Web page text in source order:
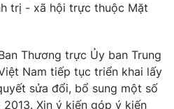
trị - xã hội trực thuộc Mặt
Thương trực Ủy ban Trung
Nam tiếp tục triển khai lấy
sửa đổi, bổ sung một số
Xin ý kiến góp ý kiến